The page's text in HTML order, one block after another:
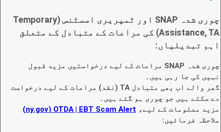
چوری شدہ SNAP اور ٹمپریری اسسٹنس (Temporary
Assistance, TA) کی مراعات کے متبادل کے متعلق
اہم تبدیلیاں:
چوری شدہ SNAP مراعات کے لیے درخواستیں مزید قبول
نہیں کی جا رہی ہیں۔
گھر والے اب بھی متبادل TA (نقد) مراعات کے لیے درخواست
دے سکتے ہیں جو چوری ہو گئے ہیں۔
مزید معلومات کے لیے، EBT Scam Alert ‏| OTDA ‏(ny.gov)
ملاحظہ فرمائیں: